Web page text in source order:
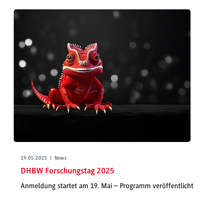
19.05.2025 | News
DHBW Forschungstag 2025
Anmeldung startet am 19. Mai – Programm veröffentlicht